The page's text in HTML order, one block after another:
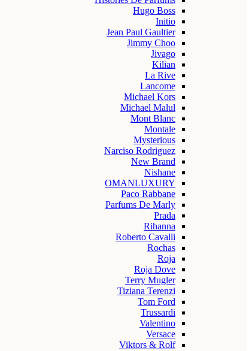
Hugo Boss
Initio
Jean Paul Gaultier
Jimmy Choo
Jivago
Kilian
La Rive
Lancome
Michael Kors
Michael Malul
Mont Blanc
Montale
Mysterious
Narciso Rodriguez
New Brand
Nishane
OMANLUXURY
Paco Rabbane
Parfums De Marly
Prada
Rihanna
Roberto Cavalli
Rochas
Roja
Roja Dove
Terry Mugler
Tiziana Terenzi
Tom Ford
Trussardi
Valentino
Versace
Viktors & Rolf